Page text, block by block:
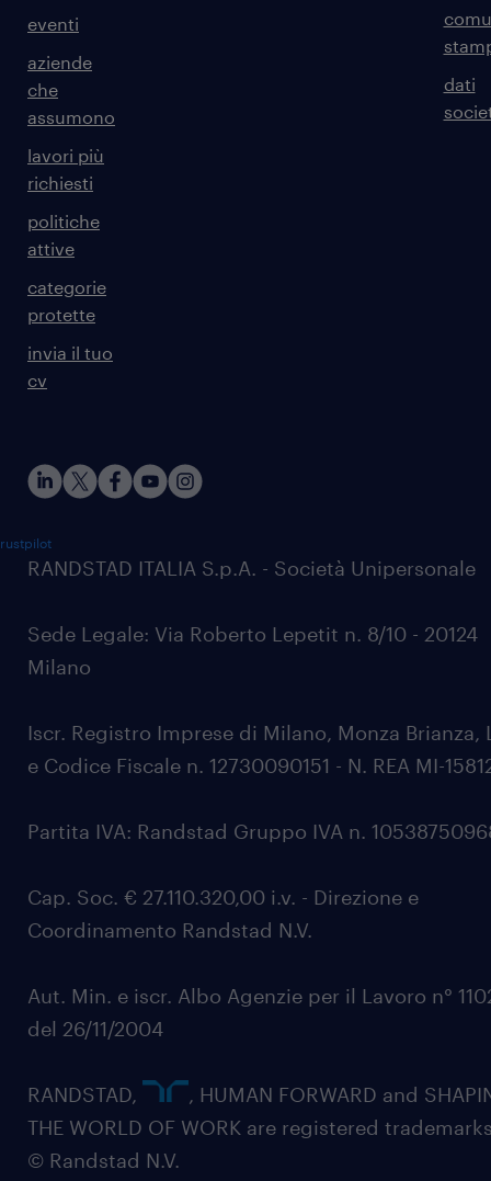
eventi
aziende
che
assumono
lavori più
richiesti
politiche
attive
categorie
protette
invia il tuo
cv
dati
RANDSTAD ITALIA S.p.A. - Società Unipersonale
Sede Legale: Via Roberto Lepetit n. 8/10 - 20124
Milano
Iscr. Registro Imprese di Milano, Monza Brianza,
e Codice Fiscale n. 12730090151 - N. REA MI-
Partita IVA: Randstad Gruppo IVA n.
Cap. Soc. € 27.110.320,00 i.v. - Direzione e
Coordinamento Randstad N.V.
Aut. Min. e iscr. Albo Agenzie per il Lavoro n°
del 26/11/2004
RANDSTAD,
, HUMAN FORWARD and
THE WORLD OF WORK are registered
© Randstad N.V.